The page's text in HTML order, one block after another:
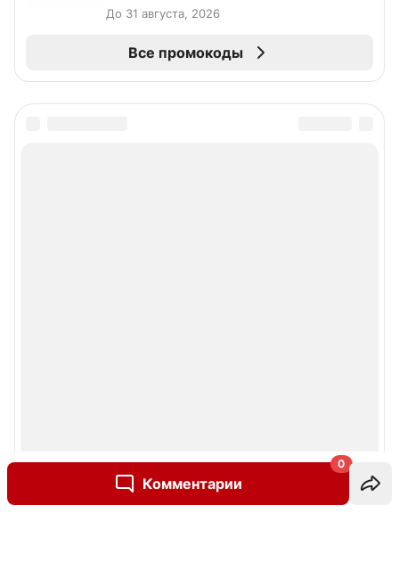
Комментарии
0
До 31 августа, 2026
Все промокоды